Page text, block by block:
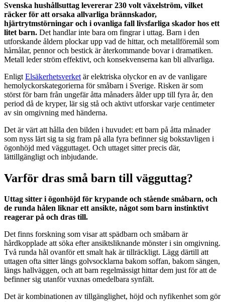
Svenska hushållsuttag levererar 230 volt växelström, vilket
räcker för att orsaka allvarliga brännskador,
hjärtrytmstörningar och i ovanliga fall livsfarliga skador hos ett
litet barn. Det handlar inte bara om fingrar i uttag. Barn i den
utforskande åldern plockar upp vad de hittar, och metallföremål som
hårnålar, pennor och bestick är återkommande bovar i dramatiken.
Metall leder ström effektivt, och konsekvenserna kan bli allvarliga.
Enligt Elsäkerhetsverket är elektriska olyckor en av de vanligare
hemolyckorskategorierna för småbarn i Sverige. Risken är som
störst för barn från ungefär åtta månaders ålder upp till fyra år, den
period då de kryper, lär sig stå och aktivt utforskar varje centimeter
av sin omgivning med händerna.
Det är värt att hålla den bilden i huvudet: ett barn på åtta månader
som nyss lärt sig ta sig fram på alla fyra befinner sig bokstavligen i
ögonhöjd med vägguttaget. Och uttaget sitter precis där,
lättillgängligt och inbjudande.
Varför dras små barn till vägguttag?
Uttag sitter i ögonhöjd för krypande och stående småbarn, och
de runda hålen liknar ett ansikte, något som barn instinktivt
reagerar på och dras till.
Det finns forskning som visar att spädbarn och småbarn är
hårdkopplade att söka efter ansiktsliknande mönster i sin omgivning.
Två runda hål ovanför ett smalt hak är tillräckligt. Lägg därtill att
uttagen ofta sitter längs golvsocklarna bakom soffan, bakom sängen,
längs hallväggen, och att barn regelmässigt hittar dem just för att de
befinner sig utanför vuxnas omedelbara synfält.
Det är kombinationen av tillgänglighet, höjd och nyfikenhet som gör